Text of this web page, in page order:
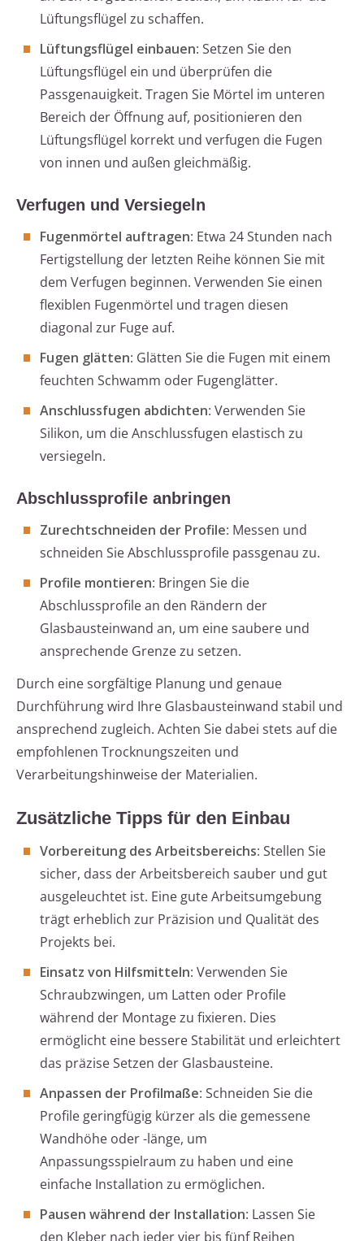
Lüftungsflügel zu schaffen.
Lüftungsflügel einbauen: Setzen Sie den
Lüftungsflügel ein und überprüfen die
Passgenauigkeit. Tragen Sie Mörtel im unteren
Bereich der Öffnung auf, positionieren den
Lüftungsflügel korrekt und verfugen die Fugen
von innen und außen gleichmäßig.
Verfugen und Versiegeln
Fugenmörtel auftragen: Etwa 24 Stunden nach
Fertigstellung der letzten Reihe können Sie mit
dem Verfugen beginnen. Verwenden Sie einen
flexiblen Fugenmörtel und tragen diesen
diagonal zur Fuge auf.
Fugen glätten: Glätten Sie die Fugen mit einem
feuchten Schwamm oder Fugenglätter.
Anschlussfugen abdichten: Verwenden Sie
Silikon, um die Anschlussfugen elastisch zu
versiegeln.
Abschlussprofile anbringen
Zurechtschneiden der Profile: Messen und
schneiden Sie Abschlussprofile passgenau zu.
Profile montieren: Bringen Sie die
Abschlussprofile an den Rändern der
Glasbausteinwand an, um eine saubere und
ansprechende Grenze zu setzen.
Durch eine sorgfältige Planung und genaue
Durchführung wird Ihre Glasbausteinwand stabil und
ansprechend zugleich. Achten Sie dabei stets auf die
empfohlenen Trocknungszeiten und
Verarbeitungshinweise der Materialien.
Zusätzliche Tipps für den Einbau
Vorbereitung des Arbeitsbereichs: Stellen Sie
sicher, dass der Arbeitsbereich sauber und gut
ausgeleuchtet ist. Eine gute Arbeitsumgebung
trägt erheblich zur Präzision und Qualität des
Projekts bei.
Einsatz von Hilfsmitteln: Verwenden Sie
Schraubzwingen, um Latten oder Profile
während der Montage zu fixieren. Dies
ermöglicht eine bessere Stabilität und erleichtert
das präzise Setzen der Glasbausteine.
Anpassen der Profilmaße: Schneiden Sie die
Profile geringfügig kürzer als die gemessene
Wandhöhe oder -länge, um
Anpassungsspielraum zu haben und eine
einfache Installation zu ermöglichen.
Pausen während der Installation: Lassen Sie
den Kleber nach jeder vier bis fünf Reihen